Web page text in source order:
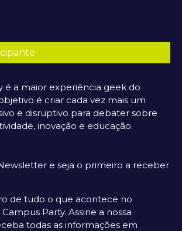
é a maior experiência geek do
é criar cada vez mais um
e disruptivo para debater sobre
inovação e educação.
e seja o primeiro a receber
de tudo o que acontece no
Party. Assine a nossa
todas as informações em